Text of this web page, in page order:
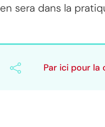
en sera dans la
Par ici pour la